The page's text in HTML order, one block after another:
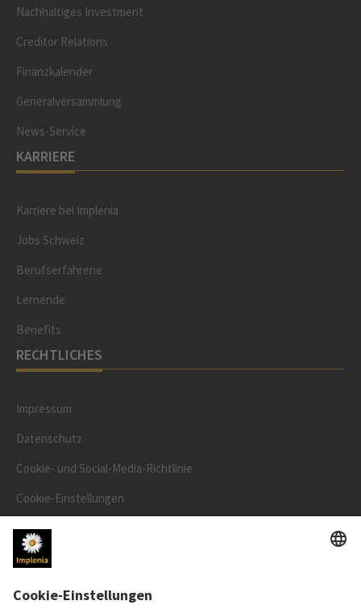
Nachhaltiges Investment
Creditor Relations
Finanzkalender
Generalversammlung
News-Service
KARRIERE
Karriere bei Implenia
Jobs Schweiz
Berufserfahrene
Lernende
Benefits
RECHTLICHES
Impressum
Datenschutz
Cookie- und Social-Media-Richtlinie
Cookie-Einstellungen
Speak Up Line
AKTIENKURS
SWX: Implenia AG